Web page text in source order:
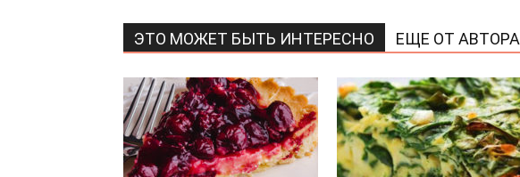
ЭТО МОЖЕТ БЫТЬ ИНТЕРЕСНО ЕЩЕ ОТ АВТОРА